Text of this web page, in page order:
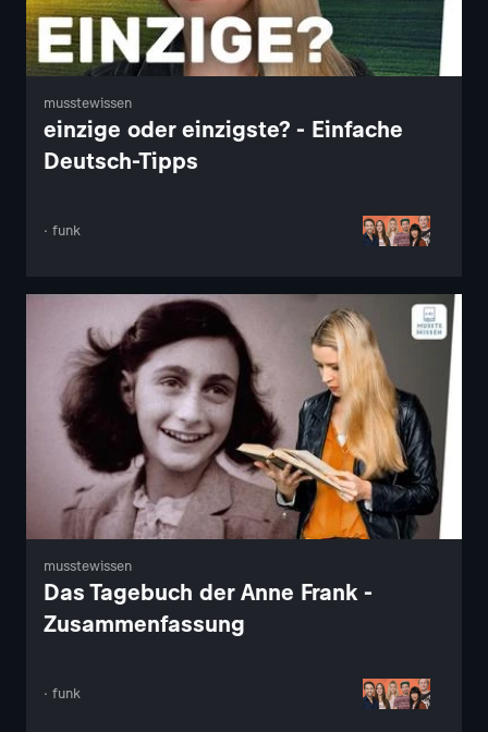
musstewissen
einzige oder einzigste? - Einfache
Deutsch-Tipps
· funk
musstewissen
Das Tagebuch der Anne Frank -
Zusammenfassung
· funk